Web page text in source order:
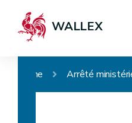
WALLEX
Home